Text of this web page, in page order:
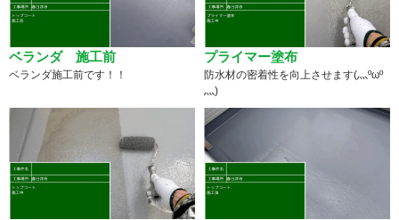
ベランダ 施工前
ベランダ施工前です！！
プライマー塗布
防水材の密着性を向上させます(灬ºωº
灬)